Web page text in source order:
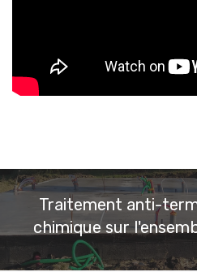
Traitement anti-
chimique sur